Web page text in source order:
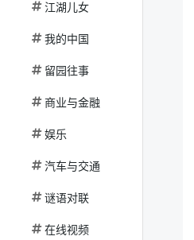
江湖儿女
我的中国
留园往事
商业与金融
娱乐
汽车与交通
谜语对联
在线视频